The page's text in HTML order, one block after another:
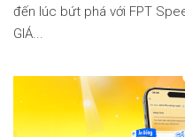
đến lúc bứt phá với FPT
GIÁ...